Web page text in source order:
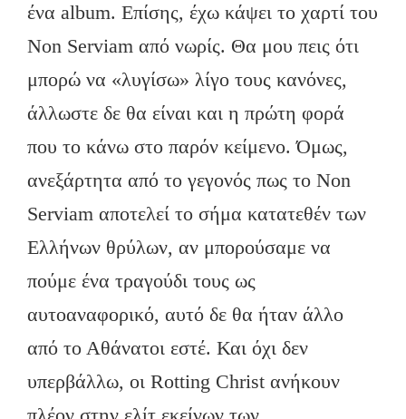
ένα album. Επίσης, έχω κάψει το χαρτί του
Non Serviam από νωρίς. Θα μου πεις ότι
μπορώ να «λυγίσω» λίγο τους κανόνες,
άλλωστε δε θα είναι και η πρώτη φορά
που το κάνω στο παρόν κείμενο. Όμως,
ανεξάρτητα από το γεγονός πως το Non
Serviam αποτελεί το σήμα κατατεθέν των
Ελλήνων θρύλων, αν μπορούσαμε να
πούμε ένα τραγούδι τους ως
αυτοαναφορικό, αυτό δε θα ήταν άλλο
από το Αθάνατοι εστέ. Και όχι δεν
υπερβάλλω, οι Rotting Christ ανήκουν